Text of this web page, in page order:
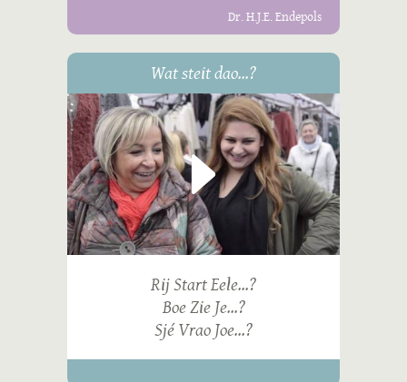
Dr. H.J.E. Endepols
Wat steit dao...?
Rij Start Eele...?
Boe Zie Je...?
Sjé Vrao Joe...?